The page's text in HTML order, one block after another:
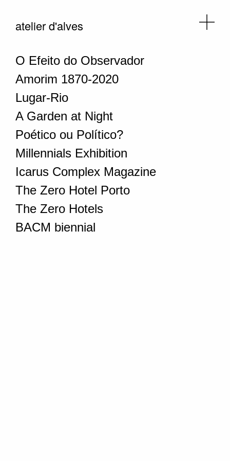
atelier d'alves
O Efeito do Observador
Amorim 1870-2020
Lugar-Rio
A Garden at Night
Poético ou Político?
Millennials Exhibition
Icarus Complex Magazine
The Zero Hotel Porto
The Zero Hotels
BACM biennial